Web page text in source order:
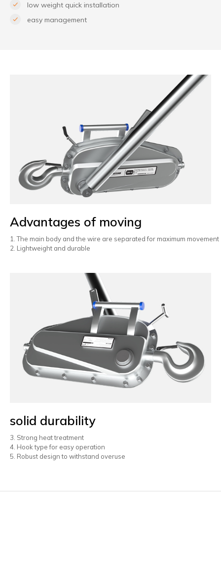
low weight quick installation
easy management
Advantages of moving
1. The main body and the wire are separated for maximum movement
2. Lightweight and durable
solid durability
3. Strong heat treatment
4. Hook type for easy operation
5. Robust design to withstand overuse